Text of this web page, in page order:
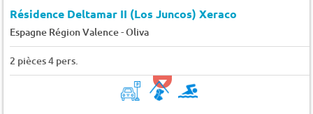
Résidence Deltamar II (Los Juncos) Xeraco
Espagne Région Valence-Oliva
2 pièces 4 pers.